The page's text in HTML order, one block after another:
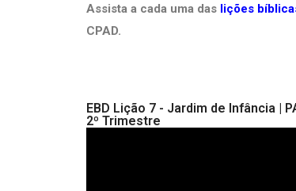
Assista a cada uma das lições
CPAD.
EBD Lição 7 - Jardim de Infância |
2º Trimestre